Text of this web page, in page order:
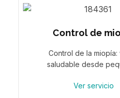
Control de
Control de la miopía:
saludable desde
Ver servicio